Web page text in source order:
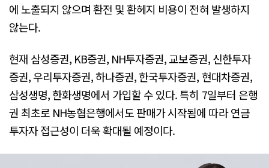
에 노출되지 않으며 환전 및 환헤지 비용이 전혀 발생하지
않는다.
현재 삼성증권, KB증권, NH투자증권, 교보증권, 신한투자
증권, 우리투자증권, 하나증권, 한국투자증권, 현대차증권,
삼성생명, 한화생명에서 가입할 수 있다. 특히 7일부터 은행
권 최초로 NH농협은행에서도 판매가 시작됨에 따라 연금
투자자 접근성이 더욱 확대될 예정이다.